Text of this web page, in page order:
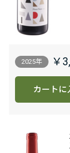
2025年 ￥
カートに